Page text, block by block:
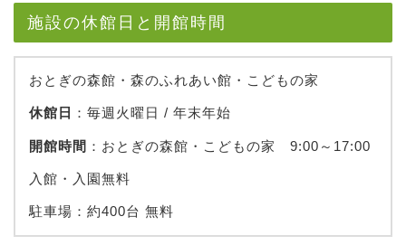
施設の休館日と開館時間
おとぎの森館・森のふれあい館・こどもの家
休館日 ：毎週火曜日 / 年末年始
開館時間 ：おとぎの森館・こどもの家 9:00～17:00
入館・入園無料
駐車場：約400台 無料